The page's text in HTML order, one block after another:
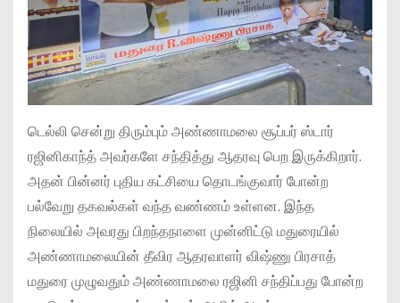
டெல்லி சென்று திரும்பும் அண்ணாமலை சூப்பர் ஸ்டார்
ரஜினிகாந்த் அவர்களே சந்தித்து ஆதரவு பெற இருக்கிறார்.
அதன் பின்னர் புதிய கட்சியை தொடங்குவார் ‌போன்ற
பல்வேறு தகவல்கள் வந்த வண்ணம் உள்ளன. இந்த
நிலையில் அவரது பிறந்தநாளை முன்னிட்டு மதுரையில்
அண்ணாமலையின் தீவிர ஆதரவாளர் விஷ்ணு பிரசாத்
மதுரை முழுவதும் அண்ணாமலை ரஜினி சந்திப்பது போன்ற